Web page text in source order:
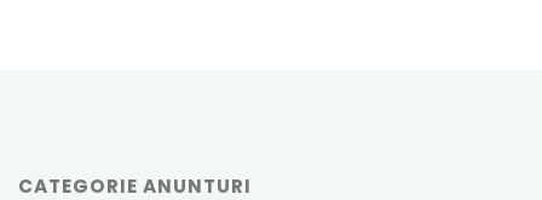
CATEGORIE ANUNTURI